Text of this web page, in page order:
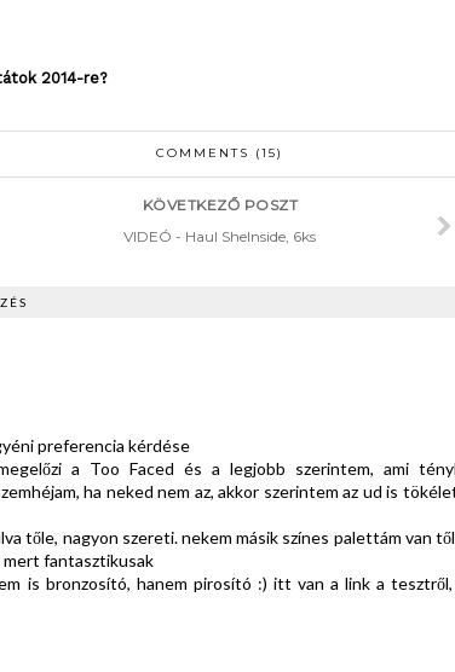
2014-re?
COMMENTS (15)
KÖVETKEZŐ POSZT
VIDEÓ - Haul SheInside, 6ks
preferencia kérdése
a Too Faced és a legjobb szerintem, ami
ha neked nem az, akkor szerintem az ud is
tőle, nagyon szereti. nekem másik színes palettám van
mert fantasztikusak
is bronzosító, hanem pirosító :) itt van a link a tesztről,